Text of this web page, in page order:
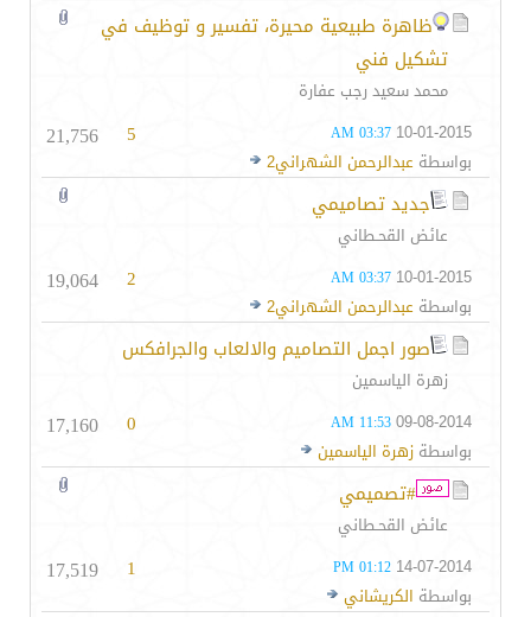
ظاهرة طبيعية محيرة، تفسير و توظيف في
تشكيل فني
محمد سعيد رجب عفارة
10-01-2015
03:37 AM
بواسطة عبدالرحمن الشهراني2
5
21,756
جديد تصاميمي
عائض القحـطاني
10-01-2015
03:37 AM
بواسطة عبدالرحمن الشهراني2
2
19,064
صور اجمل التصاميم والالعاب والجرافكس
زهرة الياسمين
09-08-2014
11:53 AM
بواسطة زهرة الياسمين
0
17,160
#تصميمي
عائض القحـطاني
14-07-2014
01:12 PM
بواسطة الكريشاني
1
17,519